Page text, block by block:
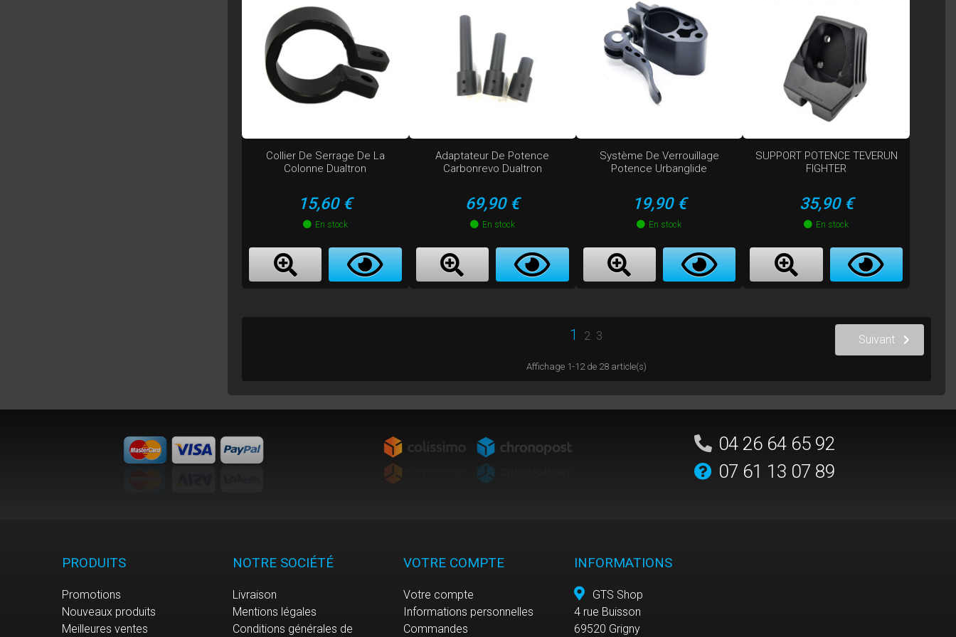
Collier De Serrage De La
Colonne Dualtron
Prix
15,60 €
En stock
Adaptateur De Potence
Carbonrevo Dualtron
Prix
69,90 €
En stock
Système De Verrouillage
Potence Urbanglide
Prix
19,90 €
En stock
SUPPORT POTENCE TEVERUN
FIGHTER
Prix
35,90 €
En stock
Affichage 1-12 de 28 article(s)
1 2 3 Suivant
04 26 64 65 92
07 61 13 07 89
PRODUITS
Promotions
Nouveaux produits
Meilleures ventes
NOTRE SOCIÉTÉ
Livraison
Mentions légales
Conditions générales de
VOTRE COMPTE
Votre compte
Informations personnelles
Commandes
INFORMATIONS
GTS Shop
4 rue Buisson
69520 Grigny